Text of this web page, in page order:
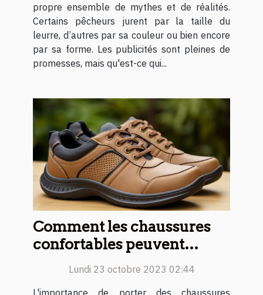
propre ensemble de mythes et de réalités.
Certains pêcheurs jurent par la taille du
leurre, d’autres par sa couleur ou bien encore
par sa forme. Les publicités sont pleines de
promesses, mais qu'est-ce qui...
Comment les chaussures
confortables peuvent
améliorer votre qualité de
Lundi 23 octobre 2023 02:44